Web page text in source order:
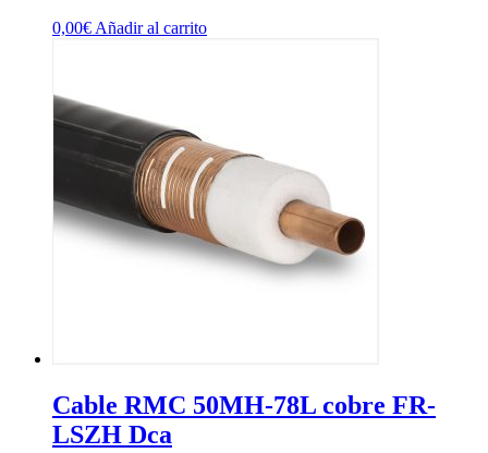
0,00€Añadir al carrito
Cable RMC 50MH-78L cobre FR-
LSZH Dca